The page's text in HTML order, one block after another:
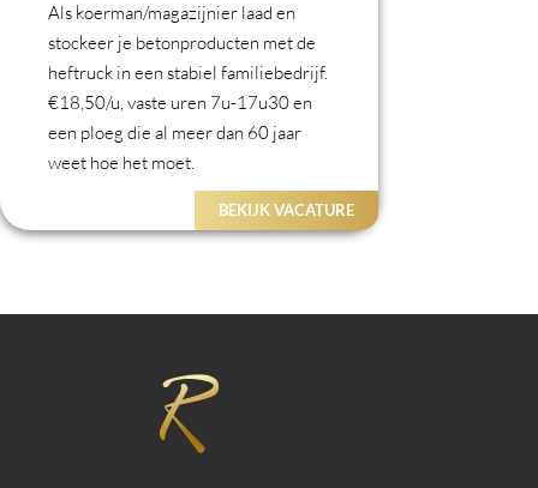
Als koerman/magazijnier laad en
stockeer je betonproducten met de
heftruck in een stabiel familiebedrijf.
€18,50/u, vaste uren 7u-17u30 en
een ploeg die al meer dan 60 jaar
weet hoe het moet.
BEKIJK VACATURE